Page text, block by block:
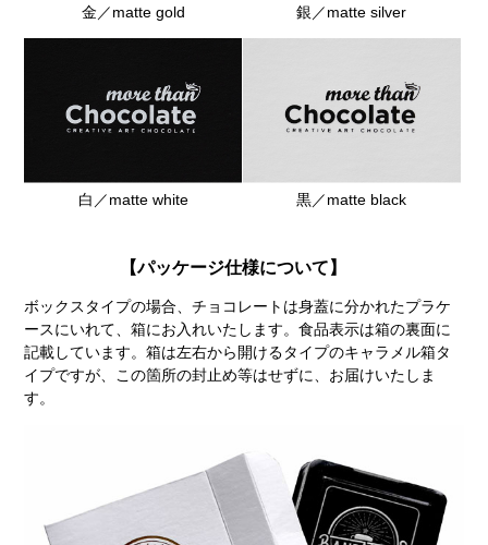
金／matte gold 銀／matte silver
白／matte white 黒／matte black
【パッケージ仕様について】
ボックスタイプの場合、チョコレートは身蓋に分かれたプラケ
ースにいれて、箱にお入れいたします。食品表示は箱の裏面に
記載しています。箱は左右から開けるタイプのキャラメル箱タ
イプですが、この箇所の封止め等はせずに、お届けいたしま
す。